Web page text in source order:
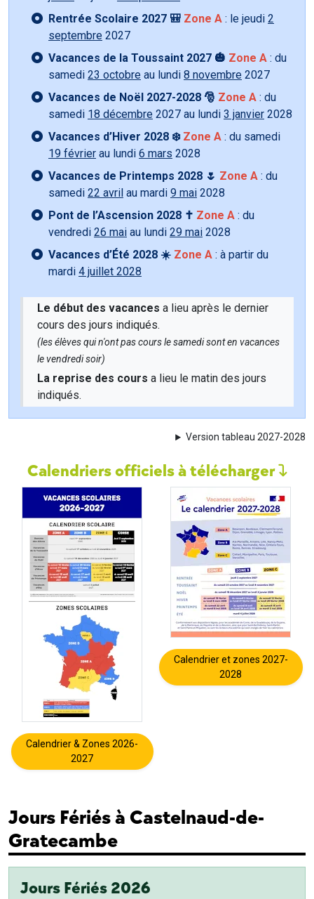
Rentrée Scolaire 2027 🎒 Zone A : le jeudi 2
septembre 2027
Vacances de la Toussaint 2027 🎃 Zone A : du
samedi 23 octobre au lundi 8 novembre 2027
Vacances de Noël 2027-2028 🎅 Zone A : du
samedi 18 décembre 2027 au lundi 3 janvier 2028
Vacances d’Hiver 2028 ❄️ Zone A : du samedi
19 février au lundi 6 mars 2028
Vacances de Printemps 2028 🌷 Zone A : du
samedi 22 avril au mardi 9 mai 2028
Pont de l’Ascension 2028 ✝️ Zone A : du
vendredi 26 mai au lundi 29 mai 2028
Vacances d’Été 2028 ☀️ Zone A : à partir du
mardi 4 juillet 2028
Le début des vacances a lieu après le dernier
cours des jours indiqués.
(les élèves qui n'ont pas cours le samedi sont en vacances
le vendredi soir)
La reprise des cours a lieu le matin des jours
indiqués.
Version tableau 2027-2028
Calendriers officiels à télécharger
Calendrier & Zones 2026-
2027
Calendrier et zones 2027-
2028
Jours Fériés à Castelnaud-de-
Gratecambe
Jours Fériés 2026